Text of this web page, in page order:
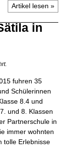
Artikel lesen »
in
fuhren 35
Schülerinnen
8.4 und
und 8. Klassen
Partnerschule in
immer wohnten
tolle Erlebnisse